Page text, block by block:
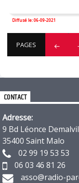
Diffusé le: 06-09-2021
PAGES
CONTACT
Adresse:
9 Bd Léonce
35400 Saint Malo
02 99 19 53 53
06 03 46 81 26
asso@radio-